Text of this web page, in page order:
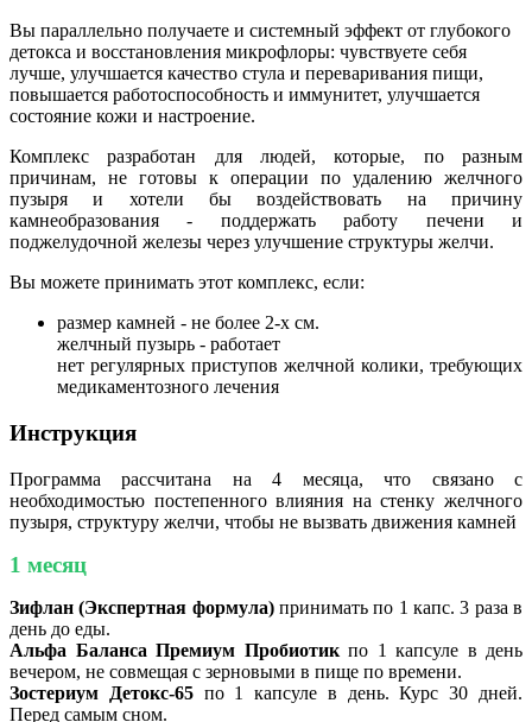
Вы параллельно получаете и системный эффект от глубокого
детокса и восстановления микрофлоры: чувствуете себя
лучше, улучшается качество стула и переваривания пищи,
повышается работоспособность и иммунитет, улучшается
состояние кожи и настроение.
Комплекс разработан для людей, которые, по разным
причинам, не готовы к операции по удалению желчного
пузыря и хотели бы воздействовать на причину
камнеобразования - поддержать работу печени и
поджелудочной железы через улучшение структуры желчи.
Вы можете принимать этот комплекс, если:
размер камней - не более 2-х см.
желчный пузырь - работает
нет регулярных приступов желчной колики, требующих
медикаментозного лечения
Инструкция
Программа рассчитана на 4 месяца, что связано с
необходимостью постепенного влияния на стенку желчного
пузыря, структуру желчи, чтобы не вызвать движения камней
1 месяц
Зифлан (Экспертная формула)принимать по 1 капс. 3 раза в
день до еды.
Альфа Баланса Премиум Пробиотикпо 1 капсуле в день
вечером, не совмещая с зерновыми в пище по времени.
Зостериум Детокс-65 по 1 капсуле в день. Курс 30 дней.
Перед самым сном.